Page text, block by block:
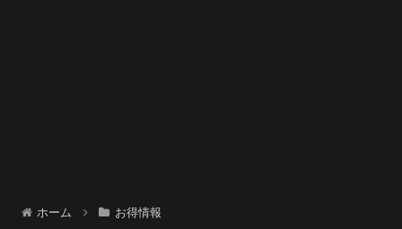
ホーム お得情報